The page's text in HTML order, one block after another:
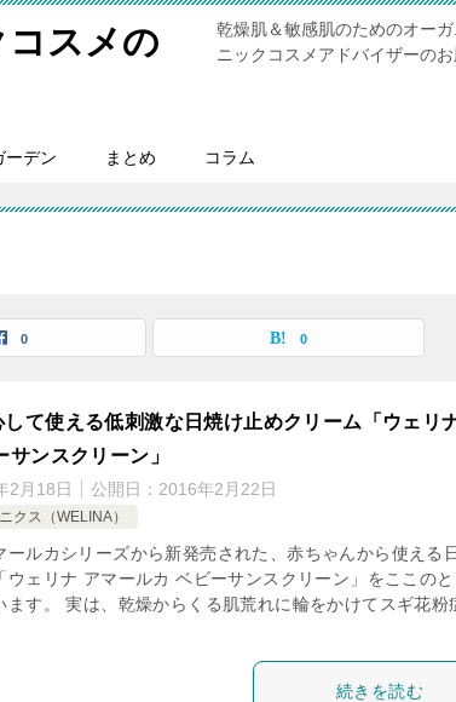
コスメの
乾燥肌＆敏感肌のためのオー
ニックコスメアドバイザーの
ーデン まとめ コラム
0 0
て使える低刺激な日焼け止めクリーム「ウェリ
サンスクリーン」
2月18日 公開日： 2016年2月22日
クス（WELINA）
ールカシリーズから新発売された、赤ちゃんから使える
ウェリナ アマールカ ベビーサンスクリーン」をここのと
ます。 実は、乾燥からくる肌荒れに輪をかけてスギ花粉
続きを読む